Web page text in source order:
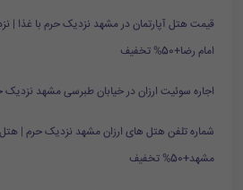
قیمت هتل آپارتمان در مشهد نزدیک حرم با غذا |
امام رضا+50% تخفیف
اجاره سوئیت ارزان در خیابان طبرسی مشهد نزدیک حرم | تا
شماره تلفن هتل های ارزان مشهد نزدیک حرم |
مشهد+50% تخفیف